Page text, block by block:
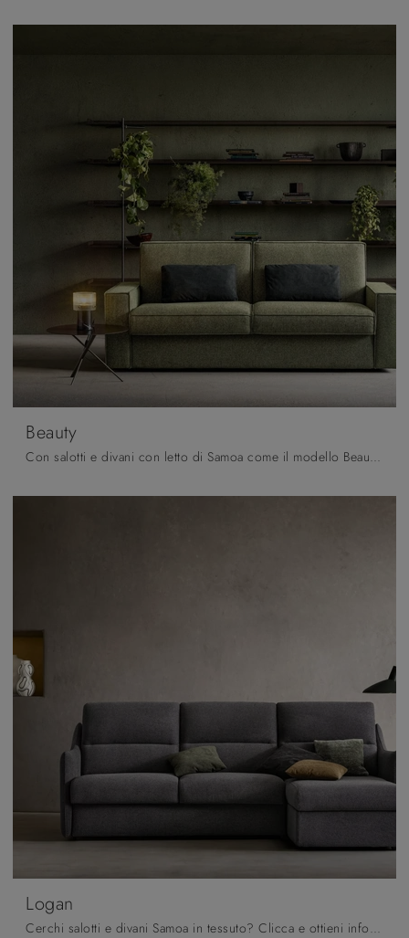
Beauty
Con salotti e divani con letto di Samoa come il modello Beauty in tessuto, potrai completare il tuo progetto d'arredo.
Logan
Cerchi salotti e divani Samoa in tessuto? Clicca e ottieni informazioni sul modello Logan per spazi moderni.